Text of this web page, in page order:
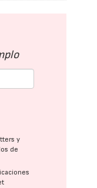
y
de